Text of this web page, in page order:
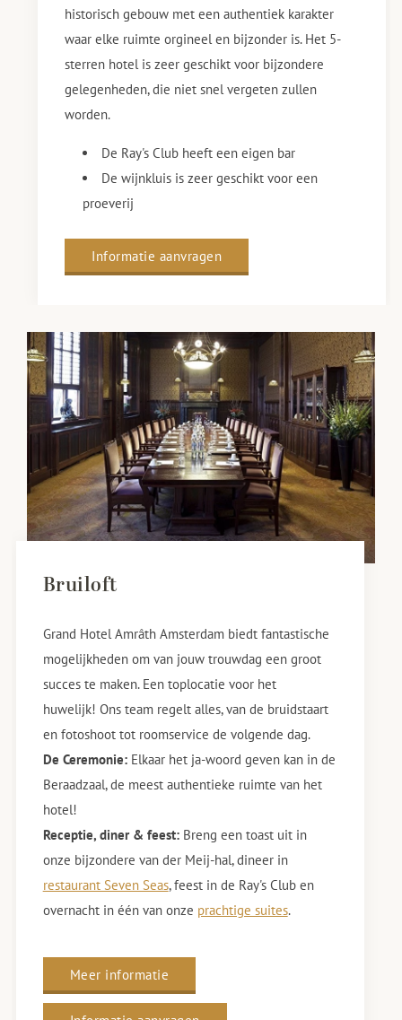
historisch gebouw met een authentiek karakter
waar elke ruimte orgineel en bijzonder is. Het 5-
sterren hotel is zeer geschikt voor bijzondere
gelegenheden, die niet snel vergeten zullen
worden.
De Ray's Club heeft een eigen bar
De wijnkluis is zeer geschikt voor een
proeverij
Informatie aanvragen
Bruiloft
Grand Hotel Amrâth Amsterdam biedt fantastische
mogelijkheden om van jouw trouwdag een groot
succes te maken. Een toplocatie voor het
huwelijk! Ons team regelt alles, van de bruidstaart
en fotoshoot tot roomservice de volgende dag.
De Ceremonie: Elkaar het ja-woord geven kan in de
Beraadzaal, de meest authentieke ruimte van het
hotel!
Receptie, diner & feest: Breng een toast uit in
onze bijzondere van der Meij-hal, dineer in
restaurant Seven Seas, feest in de Ray's Club en
overnacht in één van onze prachtige suites.
Meer informatie